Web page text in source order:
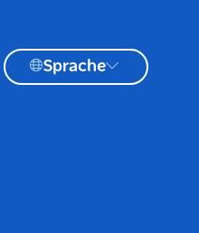
Sprache